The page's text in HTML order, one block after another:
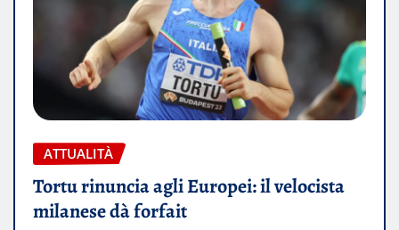
ATTUALITÀ
Tortu rinuncia agli Europei: il velocista
milanese dà forfait